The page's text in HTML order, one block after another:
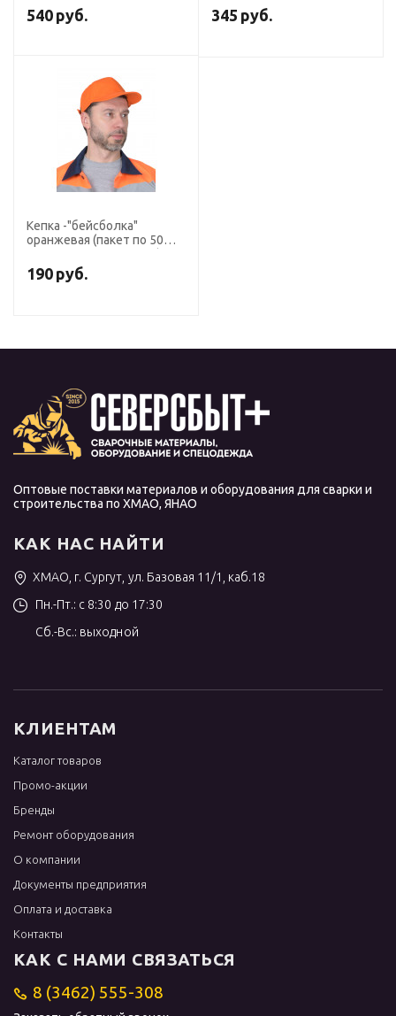
540 руб. 345 руб.
Кепка -"бейсболка"
оранжевая (пакет по 50
190 руб.
Оптовые поставки материалов и оборудования для сварки и
строительства по ХМАО, ЯНАО
КАК НАС НАЙТИ
ХМАО, г. Сургут, ул. Базовая 11/1, каб.18
Пн.-Пт.: с 8:30 до 17:30
Сб.-Вс.: выходной
КЛИЕНТАМ
Каталог товаров
Промо-акции
Бренды
Ремонт оборудования
О компании
Документы предприятия
Оплата и доставка
Контакты
КАК С НАМИ СВЯЗАТЬСЯ
8 (3462) 555-308